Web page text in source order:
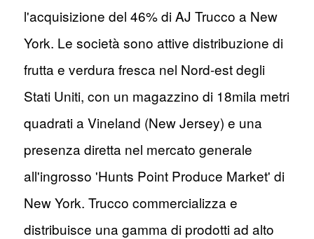
l'acquisizione del 46% di AJ Trucco a New
York. Le società sono attive distribuzione di
frutta e verdura fresca nel Nord-est degli
Stati Uniti, con un magazzino di 18mila metri
quadrati a Vineland (New Jersey) e una
presenza diretta nel mercato generale
all'ingrosso 'Hunts Point Produce Market' di
New York. Trucco commercializza e
distribuisce una gamma di prodotti ad alto